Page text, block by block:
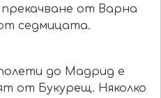
от Варна
седмицата.
до Мадрид е
от Букурещ. Няколко